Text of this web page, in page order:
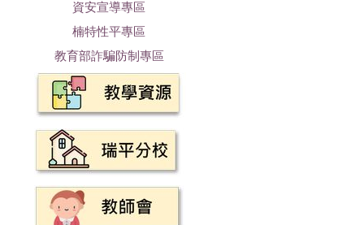
資安宣導專區
楠特性平專區
教育部詐騙防制專區